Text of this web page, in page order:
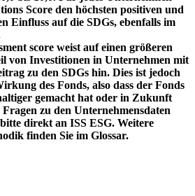
Score den höchsten positiven und
Einfluss auf die SDGs, ebenfalls im
score weist auf einen größeren
von Investitionen in Unternehmen mit
zu den SDGs hin. Dies ist jedoch
des Fonds, also dass der Fonds
gemacht hat oder in Zukunft
zu den Unternehmensdaten
direkt an ISS ESG. Weitere
finden Sie im Glossar.